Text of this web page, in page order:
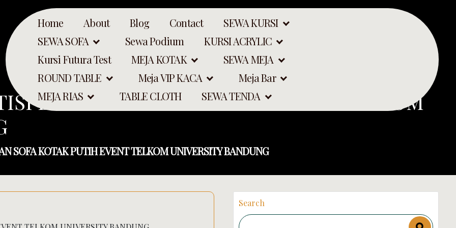
Home About Blog Contact
SEWA KURSI
SEWA SOFA
Sewa Podium
KURSI ACRYLIC
Kursi Futura Test
MEJA KOTAK
SEWA MEJA
ROUND TABLE
Meja VIP KACA
Meja Bar
MEJA RIAS
TABLE CLOTH SEWA TENDA
DAN SOFA KOTAK PUTIH EVENT TELKOM
SOFA KOTAK PUTIH EVENT TELKOM UNIVERSITY BANDUNG
Search